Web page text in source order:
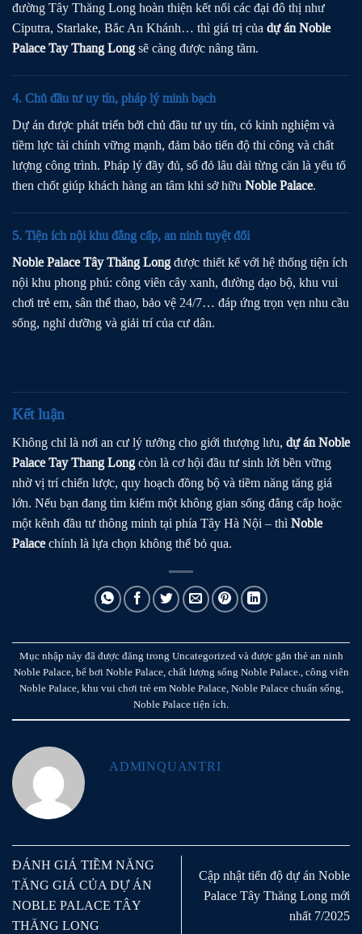
đường Tây Thăng Long hoàn thiện kết nối các đại đô thị như
Ciputra, Starlake, Bắc An Khánh… thì giá trị của dự án Noble
Palace Tay Thang Long sẽ càng được nâng tầm.
4. Chủ đầu tư uy tín, pháp lý minh bạch
Dự án được phát triển bởi chủ đầu tư uy tín, có kinh nghiệm và
tiềm lực tài chính vững mạnh, đảm bảo tiến độ thi công và chất
lượng công trình. Pháp lý đầy đủ, sổ đỏ lâu dài từng căn là yếu tố
then chốt giúp khách hàng an tâm khi sở hữu Noble Palace.
5. Tiện ích nội khu đẳng cấp, an ninh tuyệt đối
Noble Palace Tây Thăng Long được thiết kế với hệ thống tiện ích
nội khu phong phú: công viên cây xanh, đường dạo bộ, khu vui
chơi trẻ em, sân thể thao, bảo vệ 24/7… đáp ứng trọn vẹn nhu cầu
sống, nghỉ dưỡng và giải trí của cư dân.
Kết luận
Không chỉ là nơi an cư lý tưởng cho giới thượng lưu, dự án Noble
Palace Tay Thang Long còn là cơ hội đầu tư sinh lời bền vững
nhờ vị trí chiến lược, quy hoạch đồng bộ và tiềm năng tăng giá
lớn. Nếu bạn đang tìm kiếm một không gian sống đẳng cấp hoặc
một kênh đầu tư thông minh tại phía Tây Hà Nội – thì Noble
Palacechính là lựa chọn không thể bỏ qua.
Mục nhập này đã được đăng trong Uncategorizedvà được gắn thẻ an ninh
Noble Palace, bể bơi Noble Palace, chất lượng sống Noble Palace., công viên
Noble Palace, khu vui chơi trẻ em Noble Palace, Noble Palace chuẩn sống,
Noble Palace tiện ích.
ADMINQUANTRI
ĐÁNH GIÁ TIỀM NĂNG
TĂNG GIÁ CỦA DỰ ÁN
NOBLE PALACE TÂY
THĂNG LONG
Cập nhật tiến độ dự án Noble
Palace Tây Thăng Long mới
nhất 7/2025